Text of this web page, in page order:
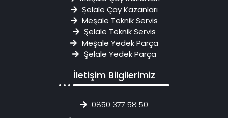
Şelale Çay Kazanları
Meşale Teknik Servis
Şelale Teknik Servis
Meşale Yedek Parça
Şelale Yedek Parça
İletişim Bilgilerimiz
0850 377 58 50